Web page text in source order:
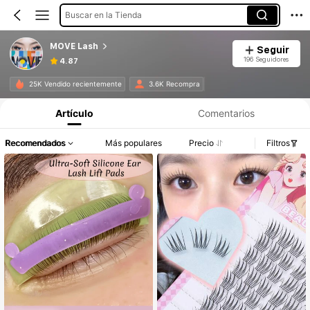
Buscar en la Tienda
MOVE Lash
4.87
Seguir
196 Seguidores
25K Vendido recientemente 3.6K Recompra
Artículo Comentarios
Recomendados Más populares Precio Filtros